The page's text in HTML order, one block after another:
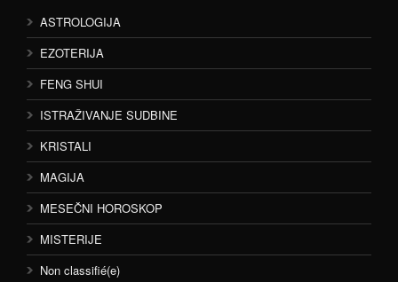
ASTROLOGIJA
EZOTERIJA
FENG SHUI
ISTRAŽIVANJE SUDBINE
KRISTALI
MAGIJA
MESEČNI HOROSKOP
MISTERIJE
Non classifié(e)